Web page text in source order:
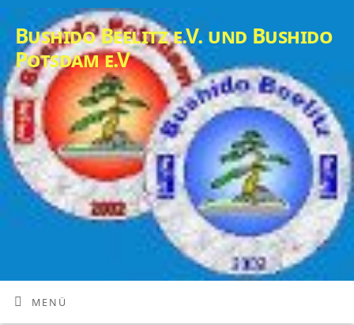
Bushido Beelitz e.V. und Bushido
Potsdam e.V
MENÜ